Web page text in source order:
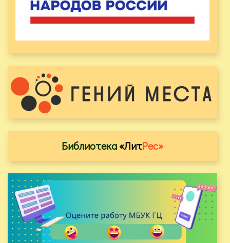
Библиотека«ЛитРес»